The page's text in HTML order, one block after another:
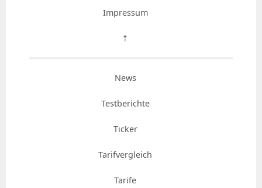
Impressum
⇡
News
Testberichte
Ticker
Tarifvergleich
Tarife